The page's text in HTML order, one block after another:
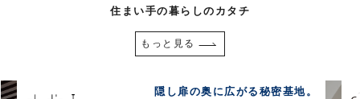
住まい手の暮らしのカタチ
もっと見る
快適なGX志向型住宅×西海岸テイスト。